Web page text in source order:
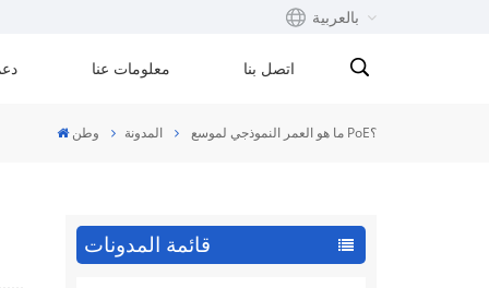
بالعربية
Español
معلومات عنا اتصل بنا
وطن المدونة ما هو العمر النموذجي لموسع PoE؟
قائمة المدونات